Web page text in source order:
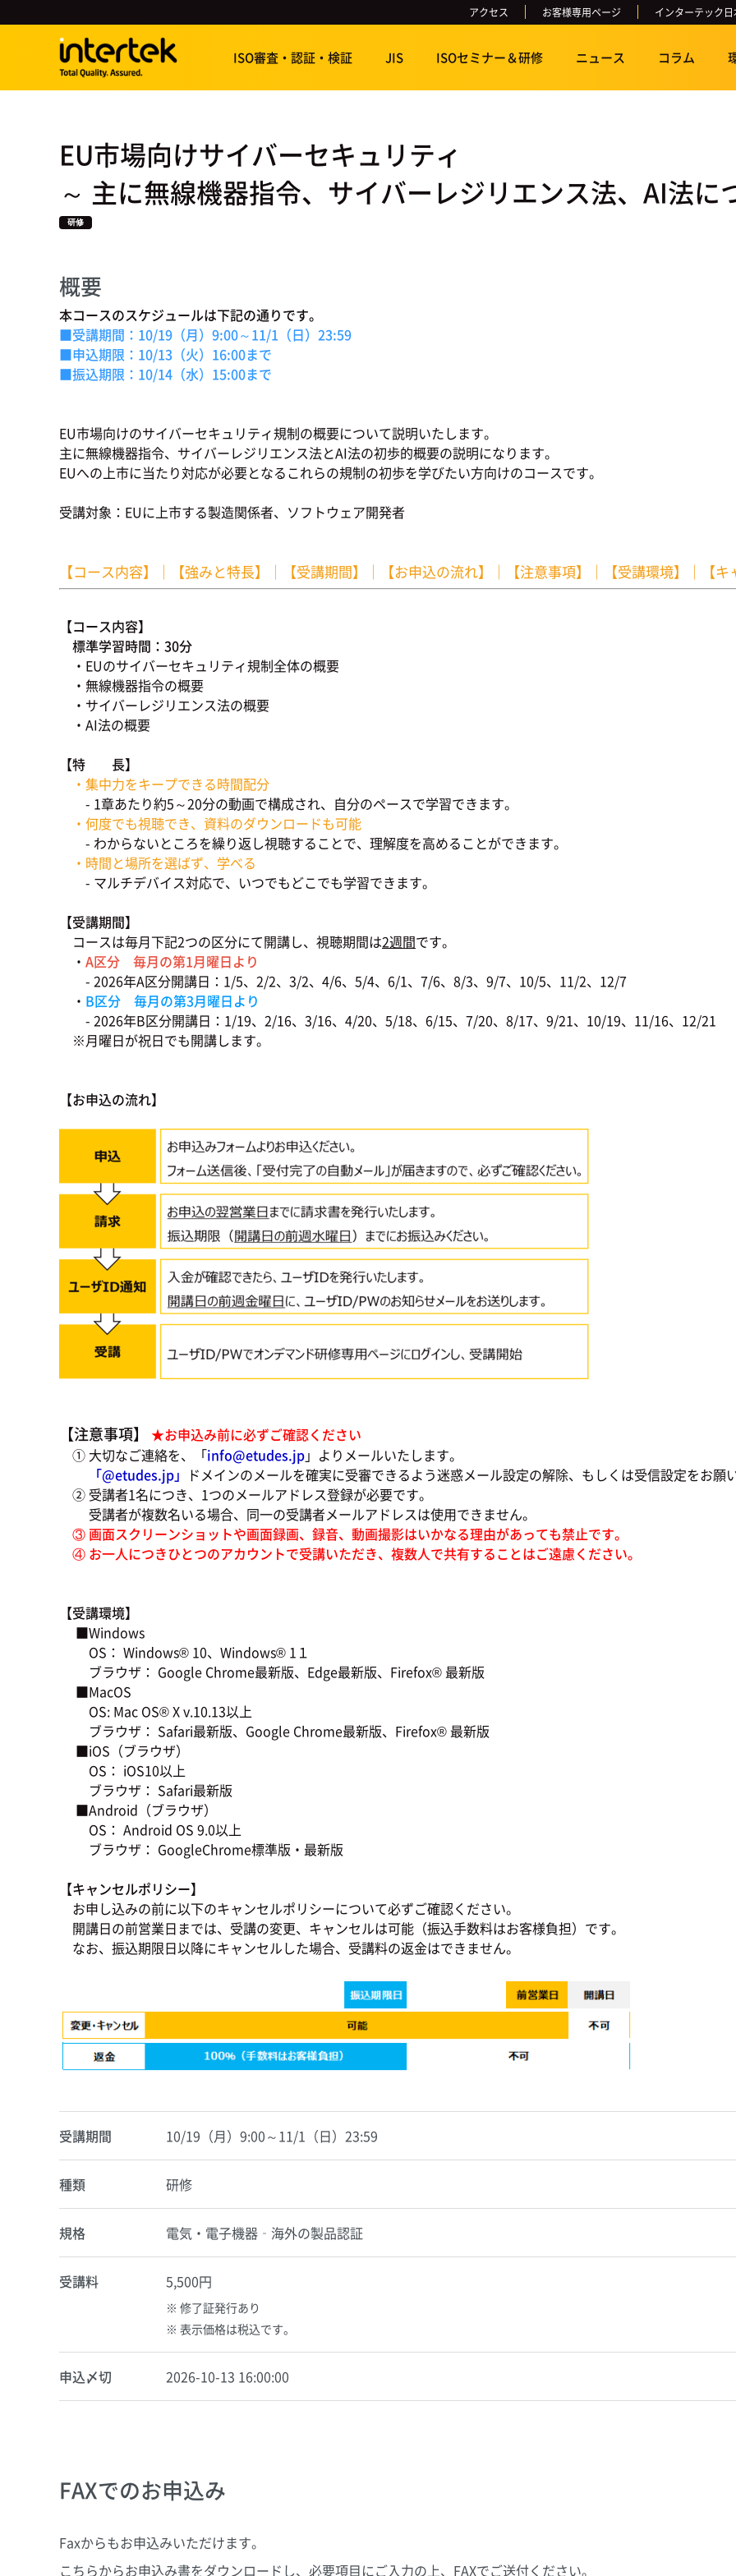
アクセス お客様専用ページ インターテック
ISO審査・認証・検証 JIS ISOセミナー＆研修 ニュース コラム
EU市場向けサイバーセキュリティ
～ 主に無線機器指令、サイバーレジリエンス法、AI法
研修
概要
本コースのスケジュールは下記の通りです。
■受講期間：10/19（月）9:00～11/1（日）23:59
■申込期限：10/13（火）16:00まで
■振込期限：10/14（水）15:00まで
EU市場向けのサイバーセキュリティ規制の概要について説明いたします。
主に無線機器指令、サイバーレジリエンス法とAI法の初歩的概要の説明になります。
EUへの上市に当たり対応が必要となるこれらの規制の初歩を学びたい方向けのコースです。
受講対象：EUに上市する製造関係者、ソフトウェア開発者
【コース内容】 ｜ 【強みと特長】 ｜ 【受講期間】 ｜ 【お申込の流れ】 ｜ 【注意事項】 ｜ 【受講環境】 ｜ 【
【コース内容】
標準学習時間：30分
・EUのサイバーセキュリティ規制全体の概要
・無線機器指令の概要
・サイバーレジリエンス法の概要
・AI法の概要
【特 長】
・集中力をキープできる時間配分
- 1章あたり約5～20分の動画で構成され、自分のペースで学習できます。
・何度でも視聴でき、資料のダウンロードも可能
- わからないところを繰り返し視聴することで、理解度を高めることができます。
・時間と場所を選ばず、学べる
- マルチデバイス対応で、いつでもどこでも学習できます。
【受講期間】
コースは毎月下記2つの区分にて開講し、視聴期間は2週間です。
・ A区分 毎月の第1月曜日より
- 2026年A区分開講日：1/5、2/2、3/2、4/6、5/4、6/1、7/6、8/3、9/7、10/5、11/2、12/7
・ B区分 毎月の第3月曜日より
- 2026年B区分開講日：1/19、2/16、3/16、4/20、5/18、6/15、7/20、8/17、9/21、10/19、11/16、12/21
※月曜日が祝日でも開講します。
【お申込の流れ】
【注意事項】
★お申込み前に必ずご確認ください
① 大切なご連絡を、「info@etudes.jp」よりメールいたします。
「@etudes.jp」 ドメインのメールを確実に受審できるよう迷惑メール設定の解除、もしくは受信設定をお願
② 受講者1名につき、1つのメールアドレス登録が必要です。
受講者が複数名いる場合、同一の受講者メールアドレスは使用できません。
③ 画面スクリーンショットや画面録画、録音、動画撮影はいかなる理由があっても禁止です。
④ お一人につきひとつのアカウントで受講いただき、複数人で共有することはご遠慮ください。
【受講環境】
■Windows
OS： Windows® 10、Windows® 1１
ブラウザ： Google Chrome最新版、Edge最新版、Firefox® 最新版
■MacOS
OS: Mac OS® X v.10.13以上
ブラウザ： Safari最新版、Google Chrome最新版、Firefox® 最新版
■iOS（ブラウザ）
OS： iOS10以上
ブラウザ： Safari最新版
■Android（ブラウザ）
OS： Android OS 9.0以上
ブラウザ： GoogleChrome標準版・最新版
【キャンセルポリシー】
お申し込みの前に以下のキャンセルポリシーについて必ずご確認ください。
開講日の前営業日までは、受講の変更、キャンセルは可能（振込手数料はお客様負担）です。
なお、振込期限日以降にキャンセルした場合、受講料の返金はできません。
受講期間 10/19（月）9:00～11/1（日）23:59
種類 研修
規格 電気・電子機器‐海外の製品認証
受講料 5,500円
修了証発行あり
表示価格は税込です。
申込〆切 2026-10-13 16:00:00
FAXでのお申込み
Faxからもお申込みいただけます。
こちらからお申込み書をダウンロードし、必要項目にご入力の上、FAXでご送付ください。